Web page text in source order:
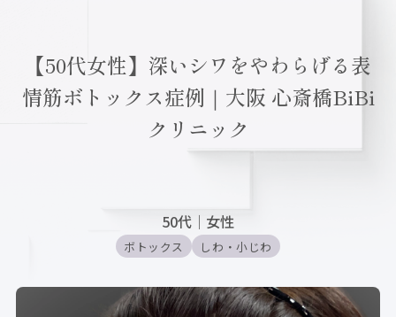
【50代女性】深いシワをやわらげる表
情筋ボトックス症例｜大阪 心斎橋BiBi
クリニック
50代 ｜ 女性
ボトックス しわ・小じわ